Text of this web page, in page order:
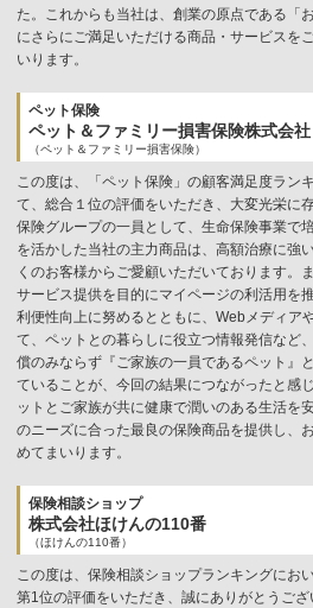
た。これからも当社は、創業の原点である「
にさらにご満足いただける商品・サービスを
いります。
ペット保険
ペット＆ファミリー損害保険株式会社
（ペット＆ファミリー損害保険）
この度は、「ペット保険」の顧客満足度ラン
て、総合１位の評価をいただき、大変光栄に
保険グループの一員として、生命保険事業で
を活かした当社の主力商品は、高額治療に強
くのお客様からご愛顧いただいております。
サービス提供を目的にマイページの利活用を
利便性向上に努めるとともに、Webメディア
て、ペットとの暮らしに役立つ情報発信など
償のみならず『ご家族の一員であるペット』
ていることが、今回の結果につながったと感
ットとご家族が共に健康で潤いのある生活を
のニーズに合った最良の保険商品を提供し、
めてまいります。
保険相談ショップ
株式会社ほけんの110番
（ほけんの110番）
この度は、保険相談ショップランキングにお
第1位の評価をいただき、誠にありがとうご